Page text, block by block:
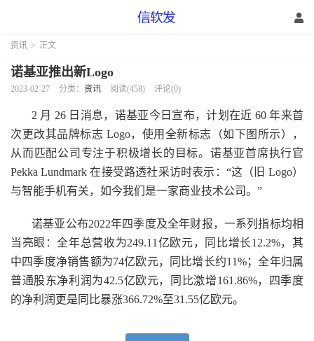
资讯 > 正文
诺基亚推出新Logo
2023-02-27 分类： 资讯 阅读(458) 评论(0)
2 月 26 日消息，诺基亚今日宣布，计划在近 60 年来首
次更改其品牌标志 Logo，使用全新标志（如下图所示），
从而匹配公司专注于积极增长的目标。诺基亚首席执行官
Pekka Lundmark 在接受路透社采访时表示：“这（旧 Logo）
与智能手机有关，如今我们是一家商业技术公司。”
诺基亚公布2022年四季度及全年财报，一系列指标均相
当亮眼：全年总营收为249.11亿欧元，同比增长12.2%，其
中四季度净销售额为74亿欧元，同比增长约11%；全年归属
普通股东净利润为42.5亿欧元，同比激增161.86%，四季度
的净利润更是同比暴涨366.72%至31.55亿欧元。